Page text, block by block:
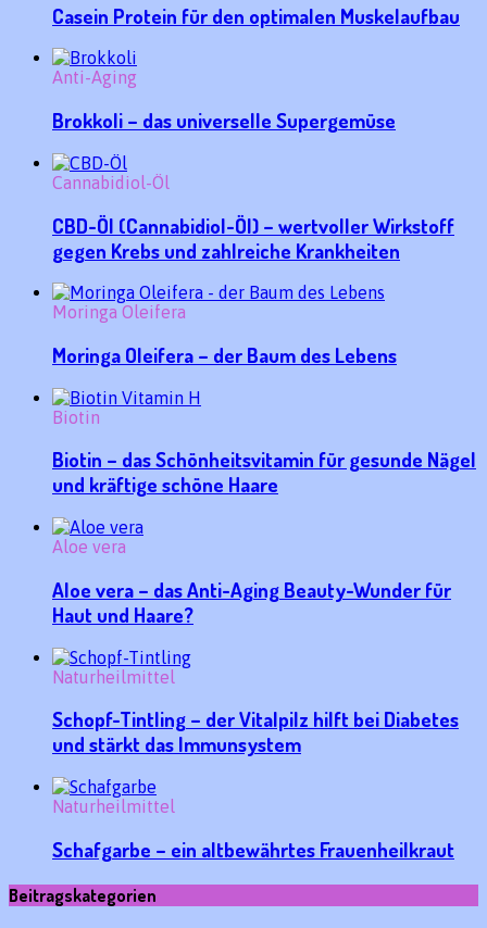
Casein Protein für den optimalen Muskelaufbau
Anti-Aging
Brokkoli – das universelle Supergemüse
Cannabidiol-Öl
CBD-Öl (Cannabidiol-Öl) – wertvoller Wirkstoff
gegen Krebs und zahlreiche Krankheiten
Moringa Oleifera
Moringa Oleifera – der Baum des Lebens
Biotin
Biotin – das Schönheitsvitamin für gesunde Nägel
und kräftige schöne Haare
Aloe vera
Aloe vera – das Anti-Aging Beauty-Wunder für
Haut und Haare?
Naturheilmittel
Schopf-Tintling – der Vitalpilz hilft bei Diabetes
und stärkt das Immunsystem
Naturheilmittel
Schafgarbe – ein altbewährtes Frauenheilkraut
Beitragskategorien